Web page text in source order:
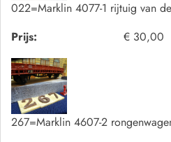
022=Marklin 4077-1 rijtuig van
Prijs:
€ 30,00
267=Marklin 4607-2